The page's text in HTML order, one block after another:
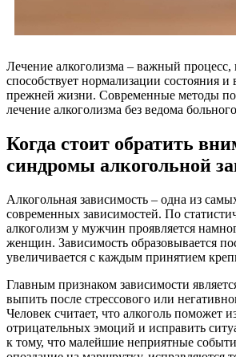
Лечение алкоголизма – важный процесс,
способствует нормализации состояния
прежней жизни. Современные методы
лечение алкоголизма без ведома
Когда стоит обратить
синдромы алкогольной
Алкогольная зависимость – одна из
современных зависимостей. По
алкоголизм у мужчин проявляется
женщин. Зависимость образовывается
увеличивается с каждым принятием
Главным признаком зависимости
выпить после стрессового или
Человек считает, что алкоголь поможет
отрицательных эмоций и исправить
к тому, что малейшие неприятные